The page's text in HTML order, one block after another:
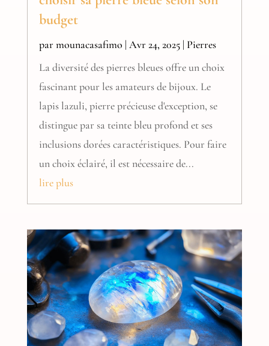
budget
parmounacasafimo | Avr 24, 2025| Pierres
La diversité des pierres bleues offre un choix
fascinant pour les amateurs de bijoux. Le
lapis lazuli, pierre précieuse d'exception, se
distingue par sa teinte bleu profond et ses
inclusions dorées caractéristiques. Pour faire
un choix éclairé, il est nécessaire de...
lire plus